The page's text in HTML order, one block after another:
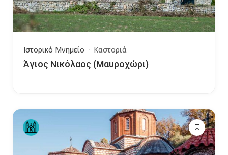
Ιστορικό Μνημείο Καστοριά
Άγιος Νικόλαος (Μαυροχώρι)